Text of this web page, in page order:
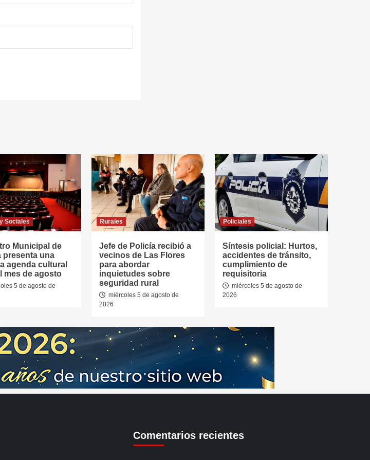
Sociales
Municipal de
presenta una
agenda cultural
mes de agosto
5 de agosto de
Rurales
Jefe de Policía recibió a
vecinos de Las Flores
para abordar
inquietudes sobre
seguridad rural
miércoles 5 de agosto de
2026
Policiales
Síntesis policial: Hurtos,
accidentes de tránsito,
cumplimiento de
requisitoria
miércoles 5 de agosto de
2026
Comentarios recientes